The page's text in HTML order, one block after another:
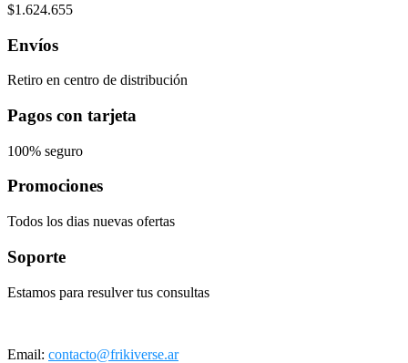
$1.624.655
Envíos
Retiro en centro de distribución
Pagos con tarjeta
100% seguro
Promociones
Todos los dias nuevas ofertas
Soporte
Estamos para resulver tus consultas
Email: contacto@frikiverse.ar